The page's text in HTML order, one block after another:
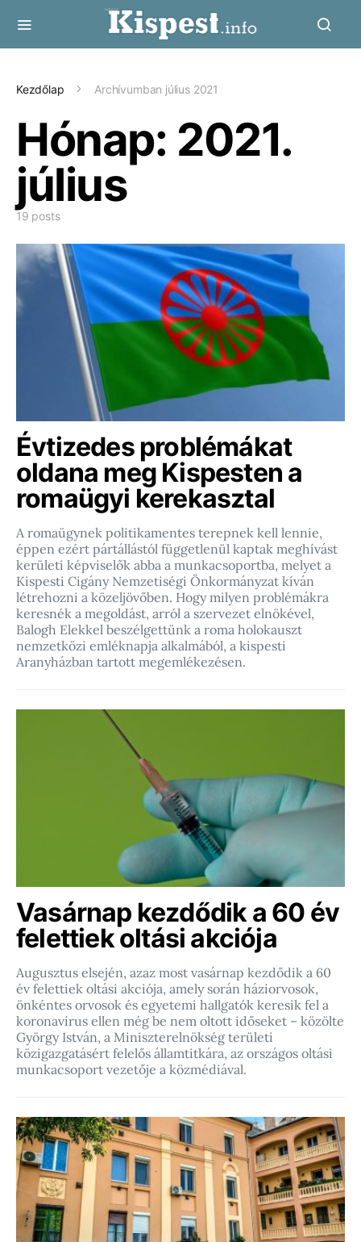
Kezdőlap Archívumban július 2021
Hónap: 2021.
július
19 posts
Évtizedes problémákat
oldana meg Kispesten a
romaügyi kerekasztal
A romaügynek politikamentes terepnek kell lennie,
éppen ezért pártállástól függetlenül kaptak meghívást
kerületi képviselők abba a munkacsoportba, melyet a
Kispesti Cigány Nemzetiségi Önkormányzat kíván
létrehozni a közeljövőben. Hogy milyen problémákra
keresnék a megoldást, arról a szervezet elnökével,
Balogh Elekkel beszélgettünk a roma holokauszt
nemzetközi emléknapja alkalmából, a kispesti
Aranyházban tartott megemlékezésen.
Vasárnap kezdődik a 60 év
felettiek oltási akciója
Augusztus elsején, azaz most vasárnap kezdődik a 60
év felettiek oltási akciója, amely során háziorvosok,
önkéntes orvosok és egyetemi hallgatók keresik fel a
koronavírus ellen még be nem oltott időseket – közölte
György István, a Miniszterelnökség területi
közigazgatásért felelős államtitkára, az országos oltási
munkacsoport vezetője a közmédiával.